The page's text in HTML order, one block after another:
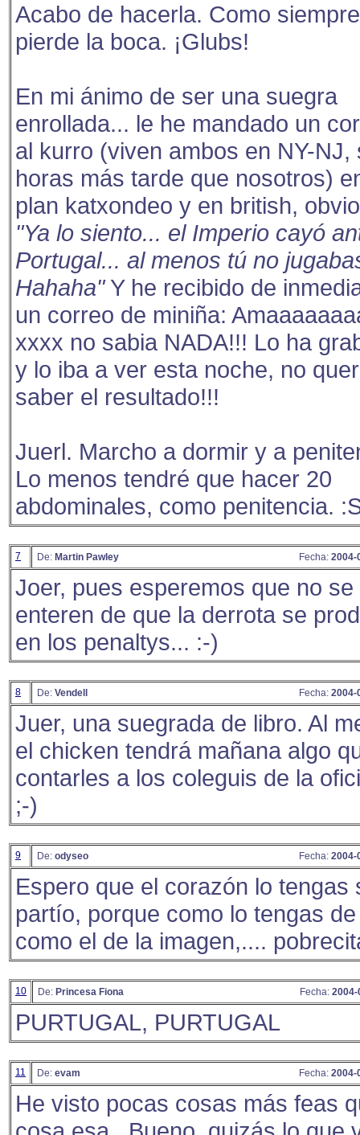
Acabo de hacerla. Como
pierde la boca. ¡Glubs!
En mi ánimo de ser una suegra
enrollada... le he mandado un
al kurro (viven ambos en NY-NJ,
horas más tarde que nosotros)
plan katxondeo y en british,
"Ya lo siento... el Imperio cayó
Portugal... al menos tú no
Hahaha"Y he recibido de
un correo de miniña:
xxxx no sabia NADA!!! Lo ha
y lo iba a ver esta noche, no
saber el resultado!!!
Juerl. Marcho a dormir y a
Lo menos tendré que hacer 20
abdominales, como penitencia.
7 De: Martin Pawley Fecha: 2004-
Joer, pues esperemos que no se
enteren de que la derrota se
en los penaltys... :-)
8 De: Vendell Fecha: 2004-
Juer, una suegrada de libro. Al
el chicken tendrá mañana algo
contarles a los coleguis de la
;-)
9 De: odyseo Fecha: 2004-
Espero que el corazón lo tengas
partío, porque como lo tengas
como el de la imagen,....
10 De: Princesa Fiona Fecha: 2004-
PURTUGAL, PURTUGAL
11 De: evam Fecha: 2004-
He visto pocas cosas más feas